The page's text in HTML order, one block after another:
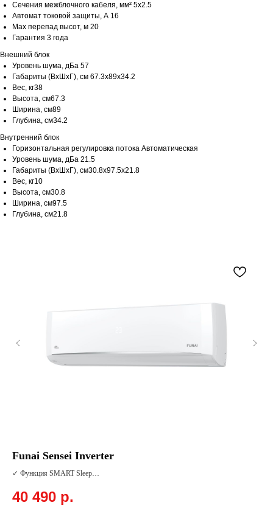
Сечения межблочного кабеля, мм² 5x2.5
Автомат токовой защиты, А 16
Max перепад высот, м 20
Гарантия 3 года
Внешний блок
Уровень шума, дБа 57
Габариты (ВхШхГ), см 67.3x89x34.2
Вес, кг38
Высота, см67.3
Ширина, см89
Глубина, см34.2
Внутренний блок
Горизонтальная регулировка потока Автоматическая
Уровень шума, дБа 21.5
Габариты (ВхШхГ), см30.8x97.5x21.8
Вес, кг10
Высота, см30.8
Ширина, см97.5
Глубина, см21.8
Funai Sensei Inverter
✓ Функция SMART Sleep
✓ Подготовлен к установке Wi-Fi-модуля
40 490 р.